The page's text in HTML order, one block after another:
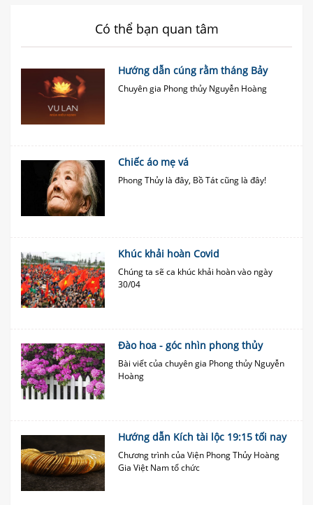
Có thể bạn quan tâm
Hướng dẫn cúng rằm tháng Bảy
Chuyên gia Phong thủy Nguyễn Hoàng
Chiếc áo mẹ vá
Phong Thủy là đây, Bồ Tát cũng là đây!
Khúc khải hoàn Covid
Chúng ta sẽ ca khúc khải hoàn vào ngày
30/04
Đào hoa - góc nhìn phong thủy
Bài viết của chuyên gia Phong thủy Nguyễn
Hoàng
Hướng dẫn Kích tài lộc 19:15 tối nay
Chương trình của Viện Phong Thủy Hoàng
Gia Việt Nam tổ chức